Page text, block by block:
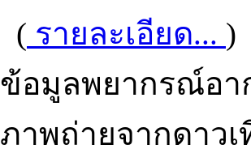
( รายละเอียด... )
ข้อมูลพยากรณ์อา
ภาพถ่ายจากดาวเ